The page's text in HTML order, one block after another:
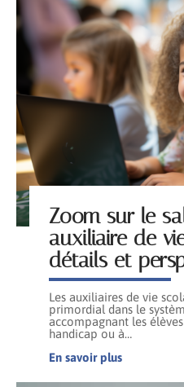
Zoom sur le
auxiliaire de
détails et
Les auxiliaires de vie
primordial dans le
accompagnant les
handicap ou à…
En savoir plus